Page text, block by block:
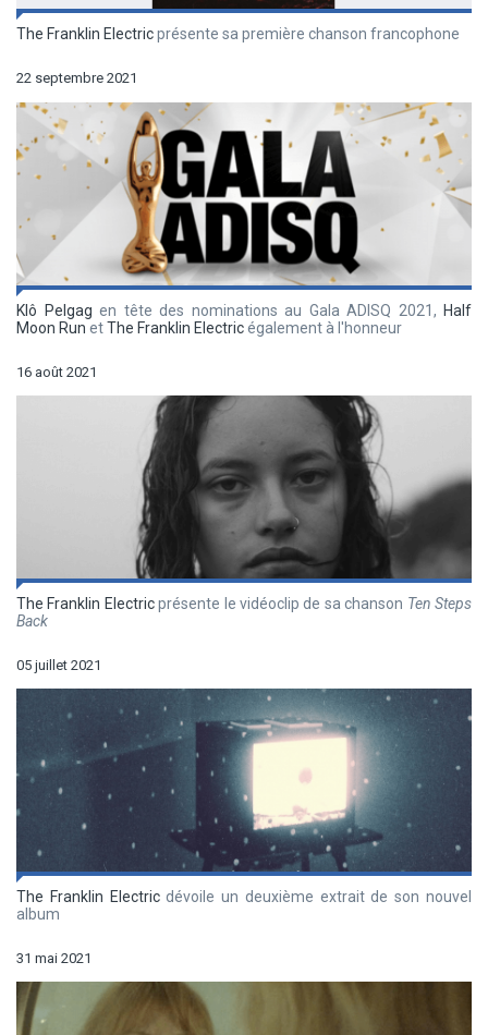
The Franklin Electricprésente sa première chanson francophone
22 septembre 2021
Klô Pelgag en tête des nominations au Gala ADISQ 2021, Half
Moon Run etThe Franklin Electricégalement à l'honneur
16 août 2021
The Franklin Electricprésente le vidéoclip de sa chanson Ten Steps
Back
05 juillet 2021
The Franklin Electricdévoile un deuxième extrait de son nouvel
album
31 mai 2021